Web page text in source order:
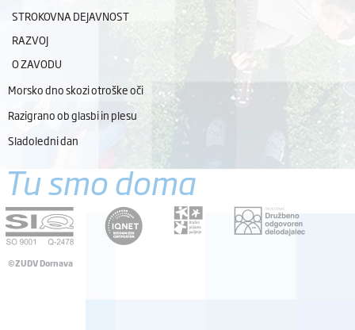
STROKOVNA DEJAVNOST
RAZVOJ
O ZAVODU
Morsko dno skozi otroške oči
Razigrano ob glasbi in plesu
Sladoledni dan
Tu smo doma
©ZUDV Dornava